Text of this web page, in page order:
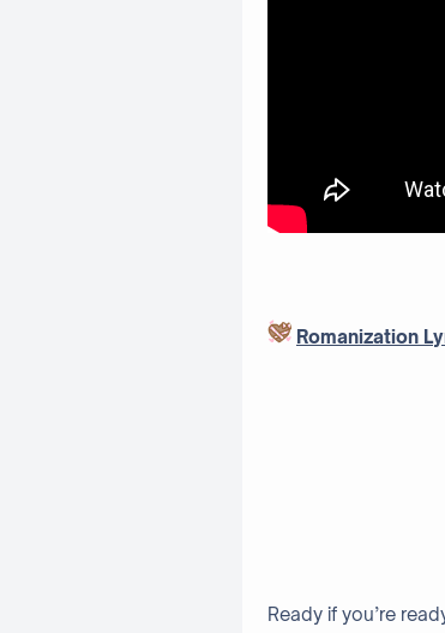
Romanization
Ready if you’re